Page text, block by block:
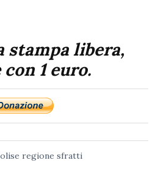
stampa libera,
1 euro.
regione sfratti